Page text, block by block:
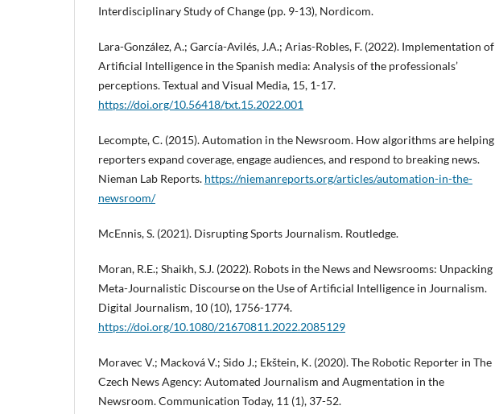
Interdisciplinary Study of Change (pp. 9-13), Nordicom.
Lara-González, A.; García-Avilés, J.A.; Arias-Robles, F. (2022). Implementation of
Artificial Intelligence in the Spanish media: Analysis of the professionals’
perceptions. Textual and Visual Media, 15, 1-17.
https://doi.org/10.56418/txt.15.2022.001
Lecompte, C. (2015). Automation in the Newsroom. How algorithms are helping
reporters expand coverage, engage audiences, and respond to breaking news.
Nieman Lab Reports. https://niemanreports.org/articles/automation-in-the-
newsroom/
McEnnis, S. (2021). Disrupting Sports Journalism. Routledge.
Moran, R.E.; Shaikh, S.J. (2022). Robots in the News and Newsrooms: Unpacking
Meta-Journalistic Discourse on the Use of Artificial Intelligence in Journalism.
Digital Journalism, 10 (10), 1756-1774.
https://doi.org/10.1080/21670811.2022.2085129
Moravec V.; Macková V.; Sido J.; Ekštein, K. (2020). The Robotic Reporter in The
Czech News Agency: Automated Journalism and Augmentation in the
Newsroom. Communication Today, 11 (1), 37-52.